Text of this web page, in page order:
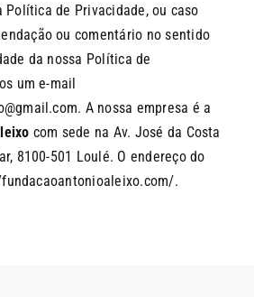
de Privacidade, ou caso
ou comentário no sentido
da nossa Política de
um e-mail
. A nossa empresa é a
com sede na Av. José da Costa
8100-501 Loulé. O endereço do
.